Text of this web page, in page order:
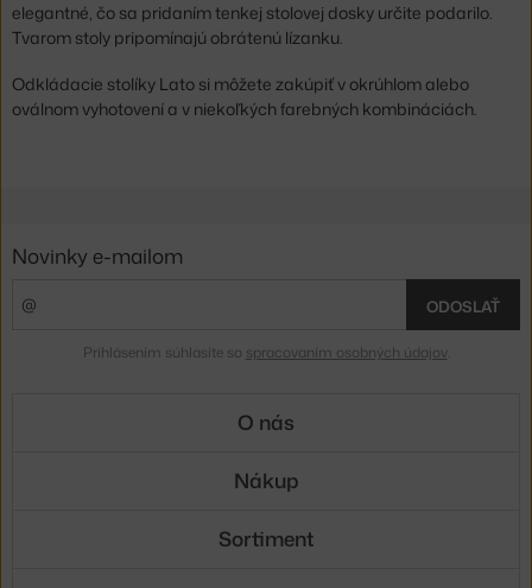
elegantné, čo sa pridaním tenkej stolovej dosky určite podarilo.
Tvarom stoly pripomínajú obrátenú lízanku.
Odkládacie stolíky Lato si môžete zakúpiť v okrúhlom alebo
oválnom vyhotovení a v niekoľkých farebných kombináciách.
Novinky e-mailom
ODOSLAŤ
Prihlásením súhlasíte so spracovaním osobných údajov.
O nás
Nákup
Sortiment